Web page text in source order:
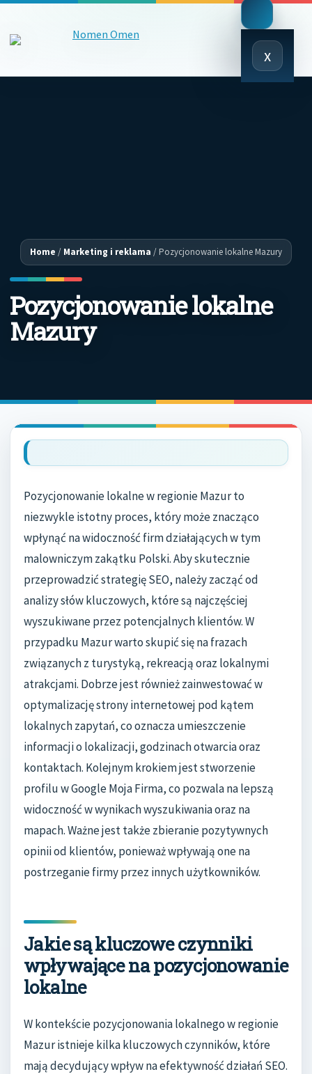
x
Close
Menu
Home / Marketing i reklama /Pozycjonowanie lokalne Mazury
Pozycjonowanie lokalne
Mazury
Pozycjonowanie lokalne w regionie Mazur to
niezwykle istotny proces, który może znacząco
wpłynąć na widoczność firm działających w tym
malowniczym zakątku Polski. Aby skutecznie
przeprowadzić strategię SEO, należy zacząć od
analizy słów kluczowych, które są najczęściej
wyszukiwane przez potencjalnych klientów. W
przypadku Mazur warto skupić się na frazach
związanych z turystyką, rekreacją oraz lokalnymi
atrakcjami. Dobrze jest również zainwestować w
optymalizację strony internetowej pod kątem
lokalnych zapytań, co oznacza umieszczenie
informacji o lokalizacji, godzinach otwarcia oraz
kontaktach. Kolejnym krokiem jest stworzenie
profilu w Google Moja Firma, co pozwala na lepszą
widoczność w wynikach wyszukiwania oraz na
mapach. Ważne jest także zbieranie pozytywnych
opinii od klientów, ponieważ wpływają one na
postrzeganie firmy przez innych użytkowników.
Jakie są kluczowe czynniki
wpływające na pozycjonowanie
lokalne
W kontekście pozycjonowania lokalnego w regionie
Mazur istnieje kilka kluczowych czynników, które
mają decydujący wpływ na efektywność działań SEO.